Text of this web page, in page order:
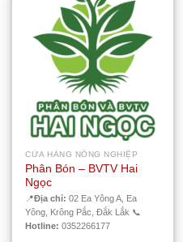
CỬA HÀNG NÔNG NGHIỆP
Phân Bón – BVTV Hai
Ngọc
📍Địa chỉ: 02 Ea Yông A, Ea
Yông, Krông Pắc, Đắk Lắk 📞
Hotline: 0352266177